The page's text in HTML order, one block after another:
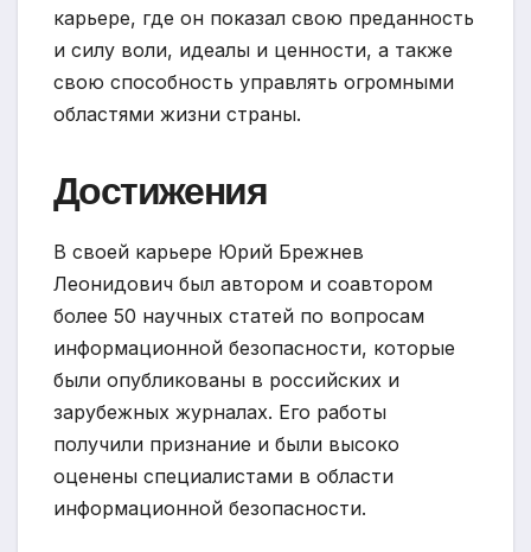
карьере, где он показал свою преданность
и силу воли, идеалы и ценности, а также
свою способность управлять огромными
областями жизни страны.
Достижения
В своей карьере Юрий Брежнев
Леонидович был автором и соавтором
более 50 научных статей по вопросам
информационной безопасности, которые
были опубликованы в российских и
зарубежных журналах. Его работы
получили признание и были высоко
оценены специалистами в области
информационной безопасности.